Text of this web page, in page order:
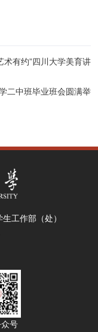
术有约”四川大学美育讲
二中班毕业班会圆满举
工作部（处）
号